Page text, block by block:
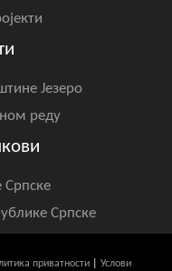
Језеро
реду
Српске
Српске
приватности Услови